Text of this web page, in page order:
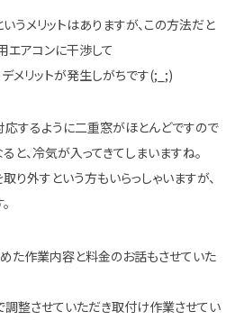
うメリットはありますが、この方法だと
アコンに干渉して
メリットが発生しがちです(;_;)
するように二重窓がほとんどですので
と、冷気が入ってきてしまいますね。
り外すという方もいらっしゃいますが、
た作業内容と料金のお話もさせていた
整させていただき取付け作業させてい